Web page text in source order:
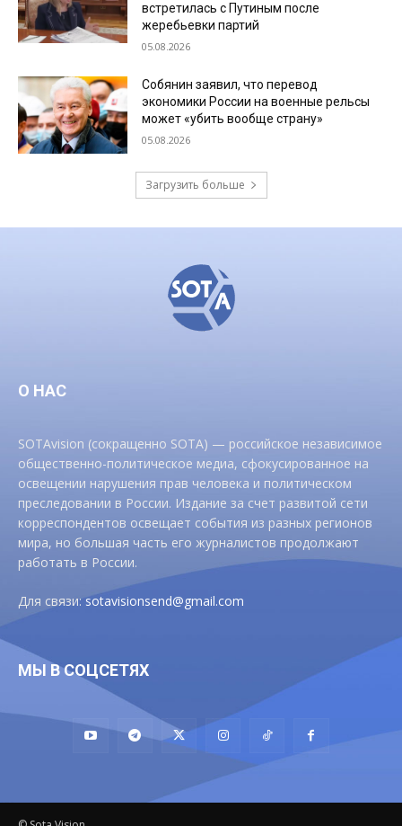
встретилась с Путиным после
жеребьевки партий
05.08.2026
Собянин заявил, что перевод
экономики России на военные рельсы
может «убить вообще страну»
05.08.2026
Загрузить больше
О НАС
SOTAvision (сокращенно SOTA) — российское независимое
общественно-политическое медиа, сфокусированное на
освещении нарушения прав человека и политическом
преследовании в России. Издание за счет развитой сети
корреспондентов освещает события из разных регионов
мира, но большая часть его журналистов продолжают
работать в России.
Для связи:sotavisionsend@gmail.com
МЫ В СОЦСЕТЯХ